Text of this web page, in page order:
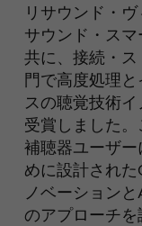
リサウンド・
サウンド・ス
共に、接続・
門で高度処理
スの聴覚技術
受賞しました。
補聴器ユーザ
めに設計され
ノベーション
のアプローチ